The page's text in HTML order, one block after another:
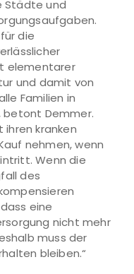
Städte und
die
elementarer
und damit von
Familien in
betont Demmer.
ihren kranken
nehmen, wenn
Wenn die
des
eine
nicht mehr
muss der
bleiben.“